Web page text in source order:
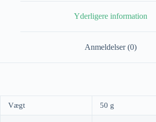
Yderligere information
Anmeldelser (0)
Vægt 50 g